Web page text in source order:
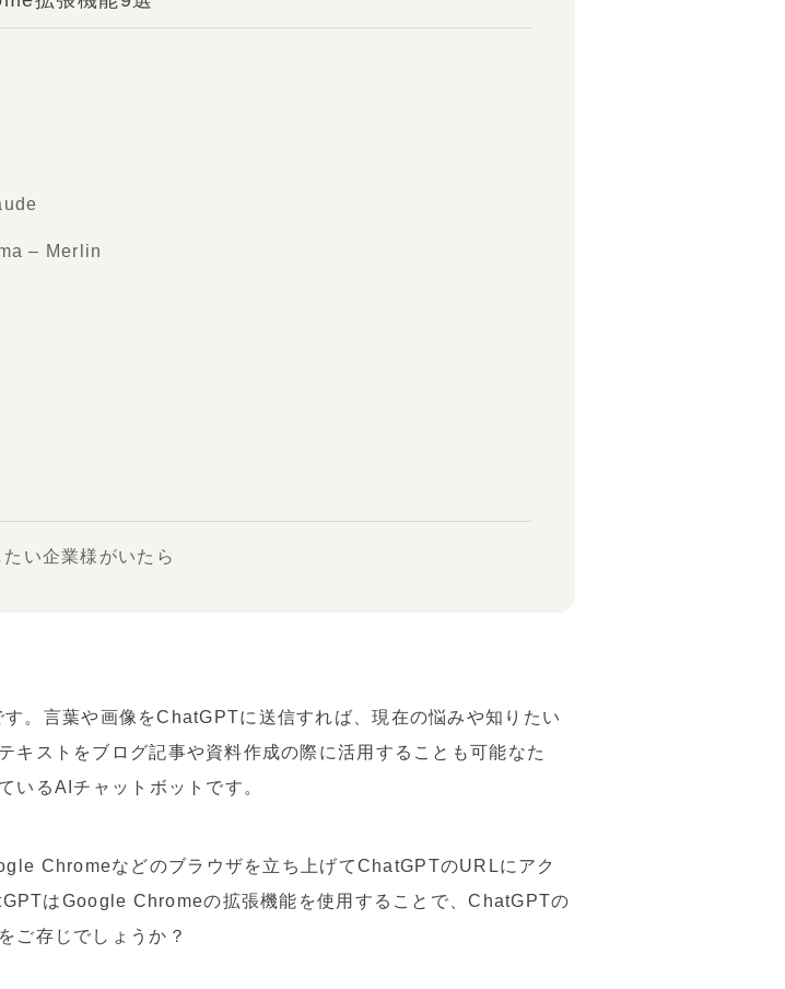
– Merlin
い企業様がいたら
。言葉や画像をChatGPTに送信すれば、現在の悩みや知りたい
キストをブログ記事や資料作成の際に活用することも可能なた
いるAIチャットボットです。
Chromeなどのブラウザを立ち上げてChatGPTのURLにアク
はGoogle Chromeの拡張機能を使用することで、ChatGPTの
ご存じでしょうか？